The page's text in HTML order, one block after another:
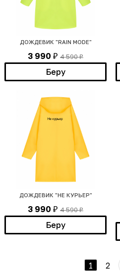
ДОЖДЕВИК "RAIN MODE"
3 990 ₽ 4 590₽
Беру
ДОЖДЕВИК "НЕ КУРЬЕР"
3 990 ₽ 4 590₽
Беру
1 2